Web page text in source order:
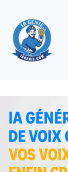
contenu